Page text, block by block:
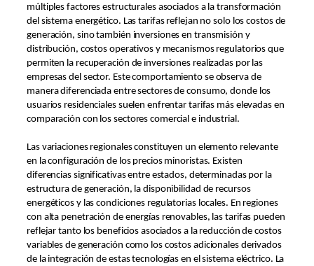
múltiples factores estructurales asociados a la transformación
del sistema energético. Las tarifas reflejan no solo los costos de
generación, sino también inversiones en transmisión y
distribución, costos operativos y mecanismos regulatorios que
permiten la recuperación de inversiones realizadas por las
empresas del sector. Este comportamiento se observa de
manera diferenciada entre sectores de consumo, donde los
usuarios residenciales suelen enfrentar tarifas más elevadas en
comparación con los sectores comercial e industrial.
Las variaciones regionales constituyen un elemento relevante
en la configuración de los precios minoristas. Existen
diferencias significativas entre estados, determinadas por la
estructura de generación, la disponibilidad de recursos
energéticos y las condiciones regulatorias locales. En regiones
con alta penetración de energías renovables, las tarifas pueden
reflejar tanto los beneficios asociados a la reducción de costos
variables de generación como los costos adicionales derivados
de la integración de estas tecnologías en el sistema eléctrico. La